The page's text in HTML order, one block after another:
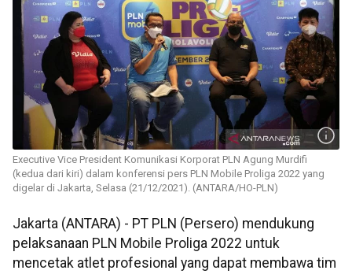
Executive Vice President Komunikasi Korporat PLN Agung Murdifi
(kedua dari kiri) dalam konferensi pers PLN Mobile Proliga 2022 yang
digelar di Jakarta, Selasa (21/12/2021). (ANTARA/HO-PLN)
Jakarta (ANTARA) - PT PLN (Persero) mendukung
pelaksanaan PLN Mobile Proliga 2022 untuk
mencetak atlet profesional yang dapat membawa tim